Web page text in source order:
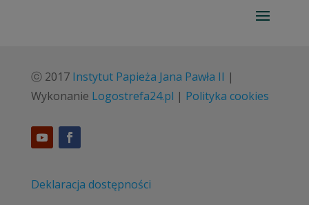
ⓒ 2017 Instytut Papieża Jana Pawła II |
Wykonanie Logostrefa24.pl | Polityka cookies
Deklaracja dostępności